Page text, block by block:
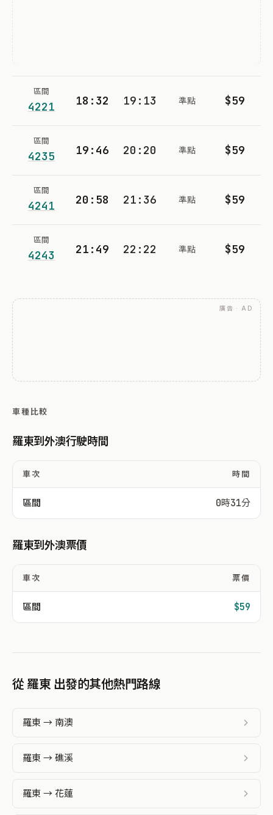
區間
4221 18:32 19:13 準點 $59
區間
4235 19:46 20:20 準點 $59
區間
4241 20:58 21:36 準點 $59
區間
4243 21:49 22:22 準點 $59
廣告 · AD
車種比較
羅東到外澳行駛時間
車次 時間
區間 0時31分
羅東到外澳票價
車次 票價
區間 $59
從 羅東 出發的其他熱門路線
羅東 → 南澳
羅東 → 礁溪
羅東 → 花蓮